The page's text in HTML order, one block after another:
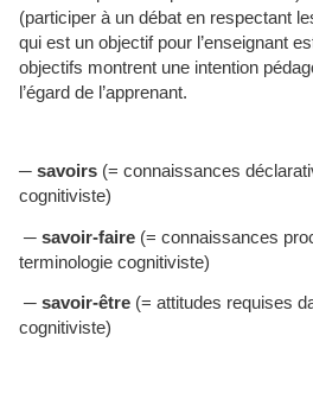
(participer à un débat en respectant
qui est un objectif pour l’enseignant
objectifs montrent une intention
l’égard de l’apprenant.
─ savoirs (= connaissances
cognitiviste)
─ savoir-faire (= connaissances
terminologie cognitiviste)
─ savoir-être (= attitudes requises
cognitiviste)